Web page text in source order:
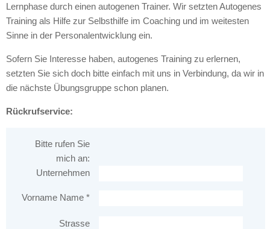
Lernphase durch einen autogenen Trainer. Wir setzten Autogenes
Training als Hilfe zur Selbsthilfe im Coaching und im weitesten
Sinne in der Personalentwicklung ein.
Sofern Sie Interesse haben, autogenes Training zu erlernen,
setzten Sie sich doch bitte einfach mit uns in Verbindung, da wir in
die nächste Übungsgruppe schon planen.
Rückrufservice:
Bitte rufen Sie
mich an:
Unternehmen
Vorname Name *
Strasse